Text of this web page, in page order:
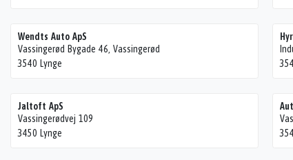
Wendts Auto ApS
Vassingerød Bygade 46, Vassingerød
3540 Lynge
Jaltoft ApS
Vassingerødvej 109
3450 Lynge